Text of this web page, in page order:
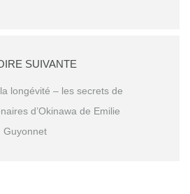
SUIVANTE
longévité – les secrets de
d’Okinawa de Emilie
Guyonnet